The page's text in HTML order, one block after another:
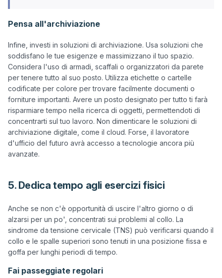
Pensa all'archiviazione
Infine, investi in soluzioni di archiviazione. Usa soluzioni che
soddisfano le tue esigenze e massimizzano il tuo spazio.
Considera l'uso di armadi, scaffali o organizzatori da parete
per tenere tutto al suo posto. Utilizza etichette o cartelle
codificate per colore per trovare facilmente documenti o
forniture importanti. Avere un posto designato per tutto ti farà
risparmiare tempo nella ricerca di oggetti, permettendoti di
concentrarti sul tuo lavoro. Non dimenticare le soluzioni di
archiviazione digitale, come il cloud. Forse, il lavoratore
d'ufficio del futuro avrà accesso a tecnologie ancora più
5. Dedica tempo agli esercizi fisici
Anche se non c'è opportunità di uscire l'altro giorno o di
alzarsi per un po', concentrati sui problemi al collo. La
sindrome da tensione cervicale (TNS) può verificarsi quando il
collo e le spalle superiori sono tenuti in una posizione fissa e
Fai passeggiate regolari